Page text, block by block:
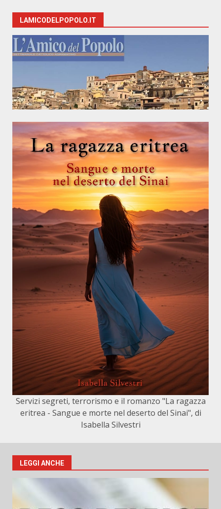
LAMICODELPOPOLO.IT
Servizi segreti, terrorismo e il romanzo "La ragazza
eritrea - Sangue e morte nel deserto del Sinai", di
Isabella Silvestri
LEGGI ANCHE